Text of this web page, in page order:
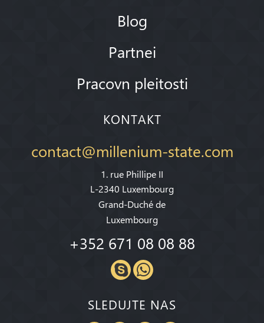
Blog
Partnei
Pracovn pleitosti
KONTAKT
contact@millenium-state.com
1. rue Phillipe II
L-2340 Luxembourg
Grand-Duché de
Luxembourg
+352 671 08 08 88
SLEDUJTE NAS